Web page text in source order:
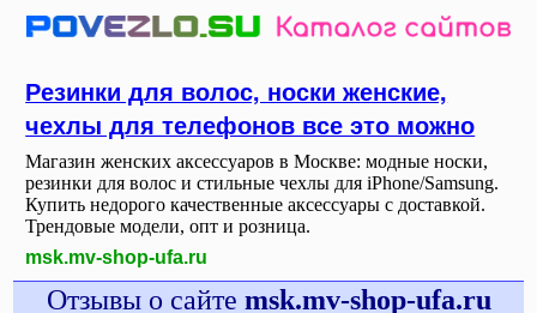
Резинки для волос, носки женские,
чехлы для телефонов все это можно
Магазин женских аксессуаров в Москве: модные носки,
резинки для волос и стильные чехлы для iPhone/Samsung.
Купить недорого качественные аксессуары с доставкой.
Трендовые модели, опт и розница.
msk.mv-shop-ufa.ru
Отзывы о сайте msk.mv-shop-ufa.ru